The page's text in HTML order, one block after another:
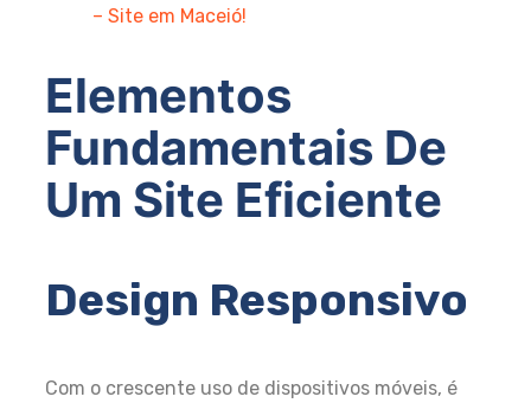
– Site em Maceió!
Elementos
Fundamentais De
Um Site Eficiente
Design Responsivo
Com o crescente uso de dispositivos móveis, é